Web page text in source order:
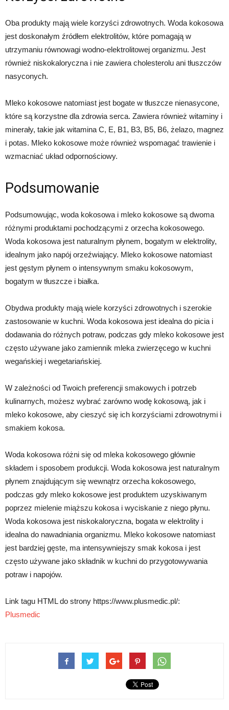
Oba produkty mają wiele korzyści zdrowotnych. Woda kokosowa
jest doskonałym źródłem elektrolitów, które pomagają w
utrzymaniu równowagi wodno-elektrolitowej organizmu. Jest
również niskokaloryczna i nie zawiera cholesterolu ani tłuszczów
nasyconych.
Mleko kokosowe natomiast jest bogate w tłuszcze nienasycone,
które są korzystne dla zdrowia serca. Zawiera również witaminy i
minerały, takie jak witamina C, E, B1, B3, B5, B6, żelazo, magnez
i potas. Mleko kokosowe może również wspomagać trawienie i
wzmacniać układ odpornościowy.
Podsumowanie
Podsumowując, woda kokosowa i mleko kokosowe są dwoma
różnymi produktami pochodzącymi z orzecha kokosowego.
Woda kokosowa jest naturalnym płynem, bogatym w elektrolity,
idealnym jako napój orzeźwiający. Mleko kokosowe natomiast
jest gęstym płynem o intensywnym smaku kokosowym,
bogatym w tłuszcze i białka.
Obydwa produkty mają wiele korzyści zdrowotnych i szerokie
zastosowanie w kuchni. Woda kokosowa jest idealna do picia i
dodawania do różnych potraw, podczas gdy mleko kokosowe jest
często używane jako zamiennik mleka zwierzęcego w kuchni
wegańskiej i wegetariańskiej.
W zależności od Twoich preferencji smakowych i potrzeb
kulinarnych, możesz wybrać zarówno wodę kokosową, jak i
mleko kokosowe, aby cieszyć się ich korzyściami zdrowotnymi i
smakiem kokosa.
Woda kokosowa różni się od mleka kokosowego głównie
składem i sposobem produkcji. Woda kokosowa jest naturalnym
płynem znajdującym się wewnątrz orzecha kokosowego,
podczas gdy mleko kokosowe jest produktem uzyskiwanym
poprzez mielenie miąższu kokosa i wyciskanie z niego płynu.
Woda kokosowa jest niskokaloryczna, bogata w elektrolity i
idealna do nawadniania organizmu. Mleko kokosowe natomiast
jest bardziej gęste, ma intensywniejszy smak kokosa i jest
często używane jako składnik w kuchni do przygotowywania
potraw i napojów.
Link tagu HTML do strony https://www.plusmedic.pl/:
Plusmedic